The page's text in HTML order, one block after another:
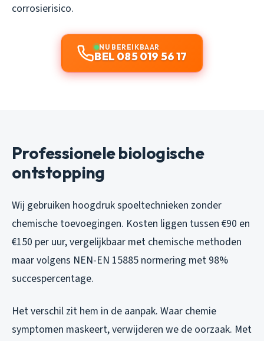
corrosierisico.
NU BEREIKBAAR
BEL 085 019 56 17
Professionele biologische
ontstopping
Wij gebruiken hoogdruk spoeltechnieken zonder
chemische toevoegingen. Kosten liggen tussen €90 en
€150 per uur, vergelijkbaar met chemische methoden
maar volgens NEN-EN 15885 normering met 98%
succespercentage.
Het verschil zit hem in de aanpak. Waar chemie
symptomen maskeert, verwijderen we de oorzaak. Met